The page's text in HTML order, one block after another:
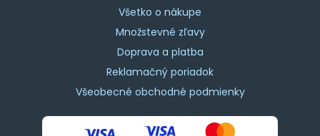
Všetko o nákupe
Množstevné zľavy
Doprava a platba
Reklamačný poriadok
Všeobecné obchodné podmienky